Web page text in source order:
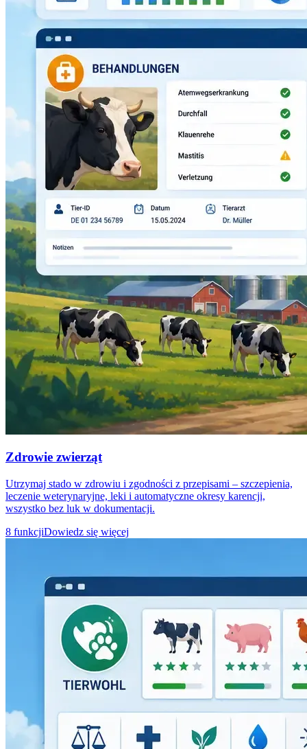
Zdrowie zwierząt
Utrzymaj stado w zdrowiu i zgodności z przepisami – szczepienia,
leczenie weterynaryjne, leki i automatyczne okresy karencji,
wszystko bez luk w dokumentacji.
8 funkcjiDowiedz się więcej